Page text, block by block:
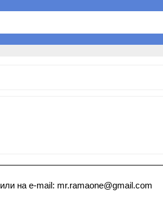
на e-mail: mr.ramaone@gmail.com